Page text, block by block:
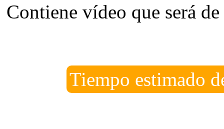
Contiene vídeo que será
Tiempo estimado